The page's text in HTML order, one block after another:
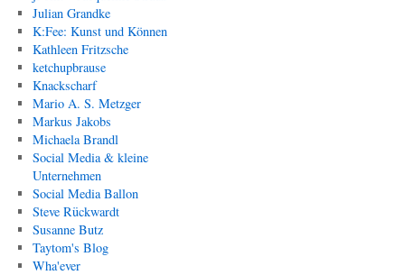
Julian Grandke
K:Fee: Kunst und Können
Kathleen Fritzsche
ketchupbrause
Knackscharf
Mario A. S. Metzger
Markus Jakobs
Michaela Brandl
Social Media & kleine
Unternehmen
Social Media Ballon
Steve Rückwardt
Susanne Butz
Taytom's Blog
Wha'ever